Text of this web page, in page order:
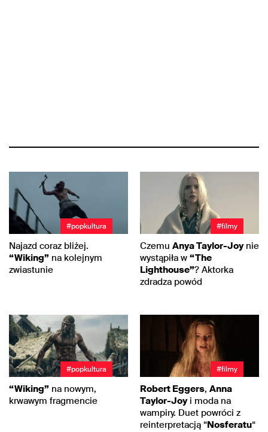
#popkultura
Najazd coraz bliżej.
“Wiking” na kolejnym
zwiastunie
#filmy
Czemu Anya Taylor-Joynie
wystąpiła w “The
Lighthouse”? Aktorka
zdradza powód
#popkultura
“Wiking” na nowym,
krwawym fragmencie
#filmy
Robert Eggers, Anna
Taylor-Joyi moda na
wampiry. Duet powróci z
reinterpretacją “Nosferatu“